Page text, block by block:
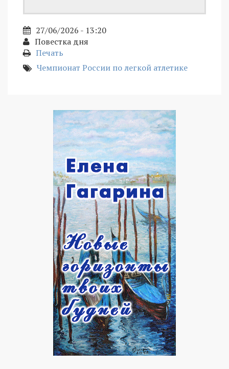
27/06/2026 - 13:20
Повестка дня
Печать
Чемпионат России по легкой атлетике